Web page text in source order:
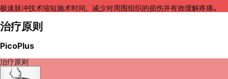
极速脉冲技术缩短施术时间，减少对周围组织的损伤并有效缓解疼痛。
治疗原则
PicoPlus
治疗原则